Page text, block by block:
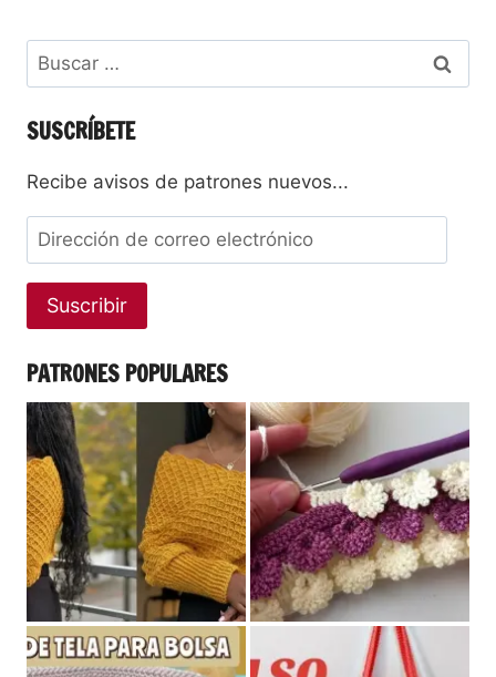
SUSCRÍBETE
Recibe avisos de patrones nuevos...
Suscribir
PATRONES POPULARES